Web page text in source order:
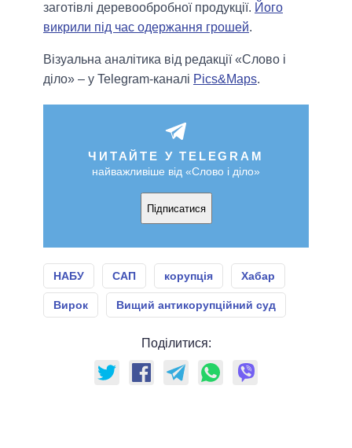
заготівлі деревообробної продукції. Його
викрили під час одержання грошей.
Візуальна аналітика від редакції «Слово і
діло» – у Telegram-каналі Pics&Maps.
ЧИТАЙТЕ У TELEGRAM
найважливіше від «Слово і діло»
Підписатися
НАБУ САП корупція Хабар
Вирок Вищий антикорупційний суд
Поділитися: